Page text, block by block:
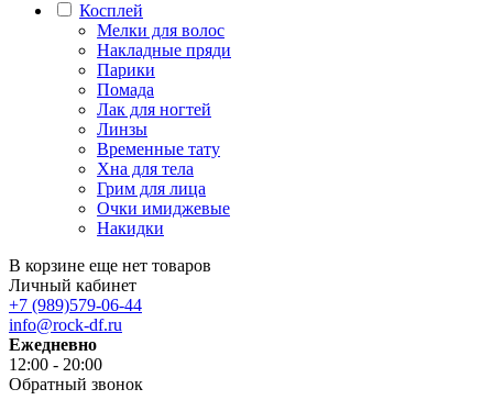
Косплей
Мелки для волос
Накладные пряди
Парики
Помада
Лак для ногтей
Линзы
Временные тату
Хна для тела
Грим для лица
Очки имиджевые
Накидки
В корзине еще нет товаров
Личный кабинет
+7 (989)579-06-44
info@rock-df.ru
Ежедневно
12:00 - 20:00
Обратный звонок